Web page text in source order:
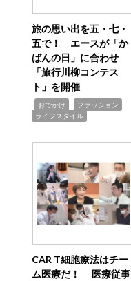
旅の思い出を五・七・
五で！ エースが「か
ばんの日」に合わせ
「旅行川柳コンテス
ト」を開催
おでかけ ファッション
ライフスタイル
CAR T細胞療法はチー
ム医療だ！ 医療従事